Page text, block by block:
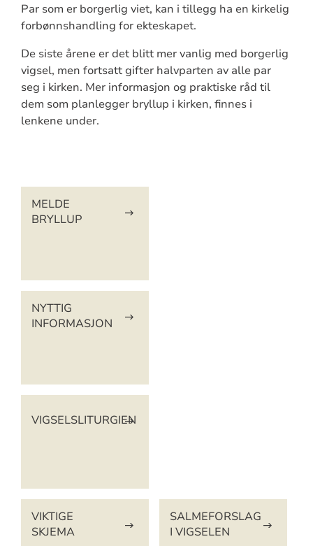
Par som er borgerlig viet, kan i tillegg ha en kirkelig
forbønnshandling for ekteskapet.
De siste årene er det blitt mer vanlig med borgerlig
vigsel, men fortsatt gifter halvparten av alle par
seg i kirken. Mer informasjon og praktiske råd til
dem som planlegger bryllup i kirken, finnes i
lenkene under.
Artikkelsnarveger
MELDE
BRYLLUP
NYTTIG
INFORMASJON
VIGSELSLITURGIEN
VIKTIGE
SKJEMA
SALMEFORSLAG
I VIGSELEN